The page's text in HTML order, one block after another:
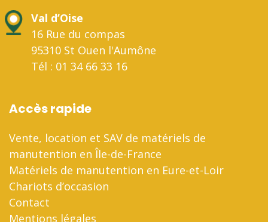
Val d’Oise
16 Rue du compas
95310 St Ouen l'Aumône
Tél : 01 34 66 33 16
Accès rapide
Vente, location et SAV de matériels de
manutention en Île-de-France
Matériels de manutention en Eure-et-Loir
Chariots d’occasion
Contact
Mentions légales